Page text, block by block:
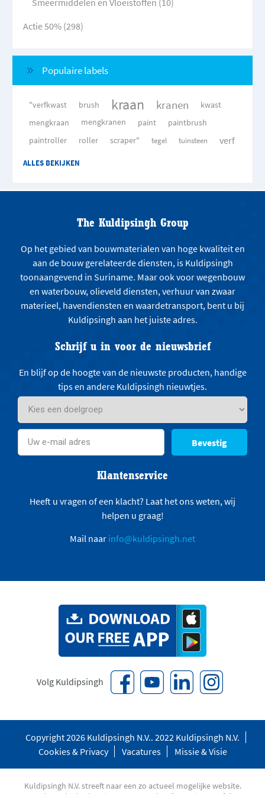
Actie 50% (298)
Populaire labels
"verfkwast brush kraan kranen
kwast
mengkraan
mengkranen paint
paintbrush
paintroller
roller scraper" tegel tuinsteen verf
ALLES BEKIJKEN
The Kuldipsingh Group
Op het gebied van bouwmaterialen van hoge kwaliteit en
aan de bouw gerelateerde diensten, is Kuldipsingh
toonaangevend in Suriname. Maar ook voor wegenbouw
en waterbouw, olieveld diensten, verhuur van zwaar
materieel, havendiensten en waardetransport, bent u bij
Kuldipsingh aan het juiste adres.
Schrijf u in voor de nieuwsbrief
En blijf op de hoogte van de nieuwste producten, handige
tips en andere Kuldipsingh nieuwtjes.
Bevestig
Klantenservice
Heeft u vragen of een klacht? Laat het ons weten, wij
helpen u graag!
Mail naar info@kuldipsingh.net
Volg Kuldipsingh
Copyright 2026 Kuldipsingh N.V.. 2022 Kuldipsingh N.V.
Cookies & Privacy
Vacatures Missie & Visie
Kuldipsingh N.V. streeft naar een zo actueel mogelijke website.